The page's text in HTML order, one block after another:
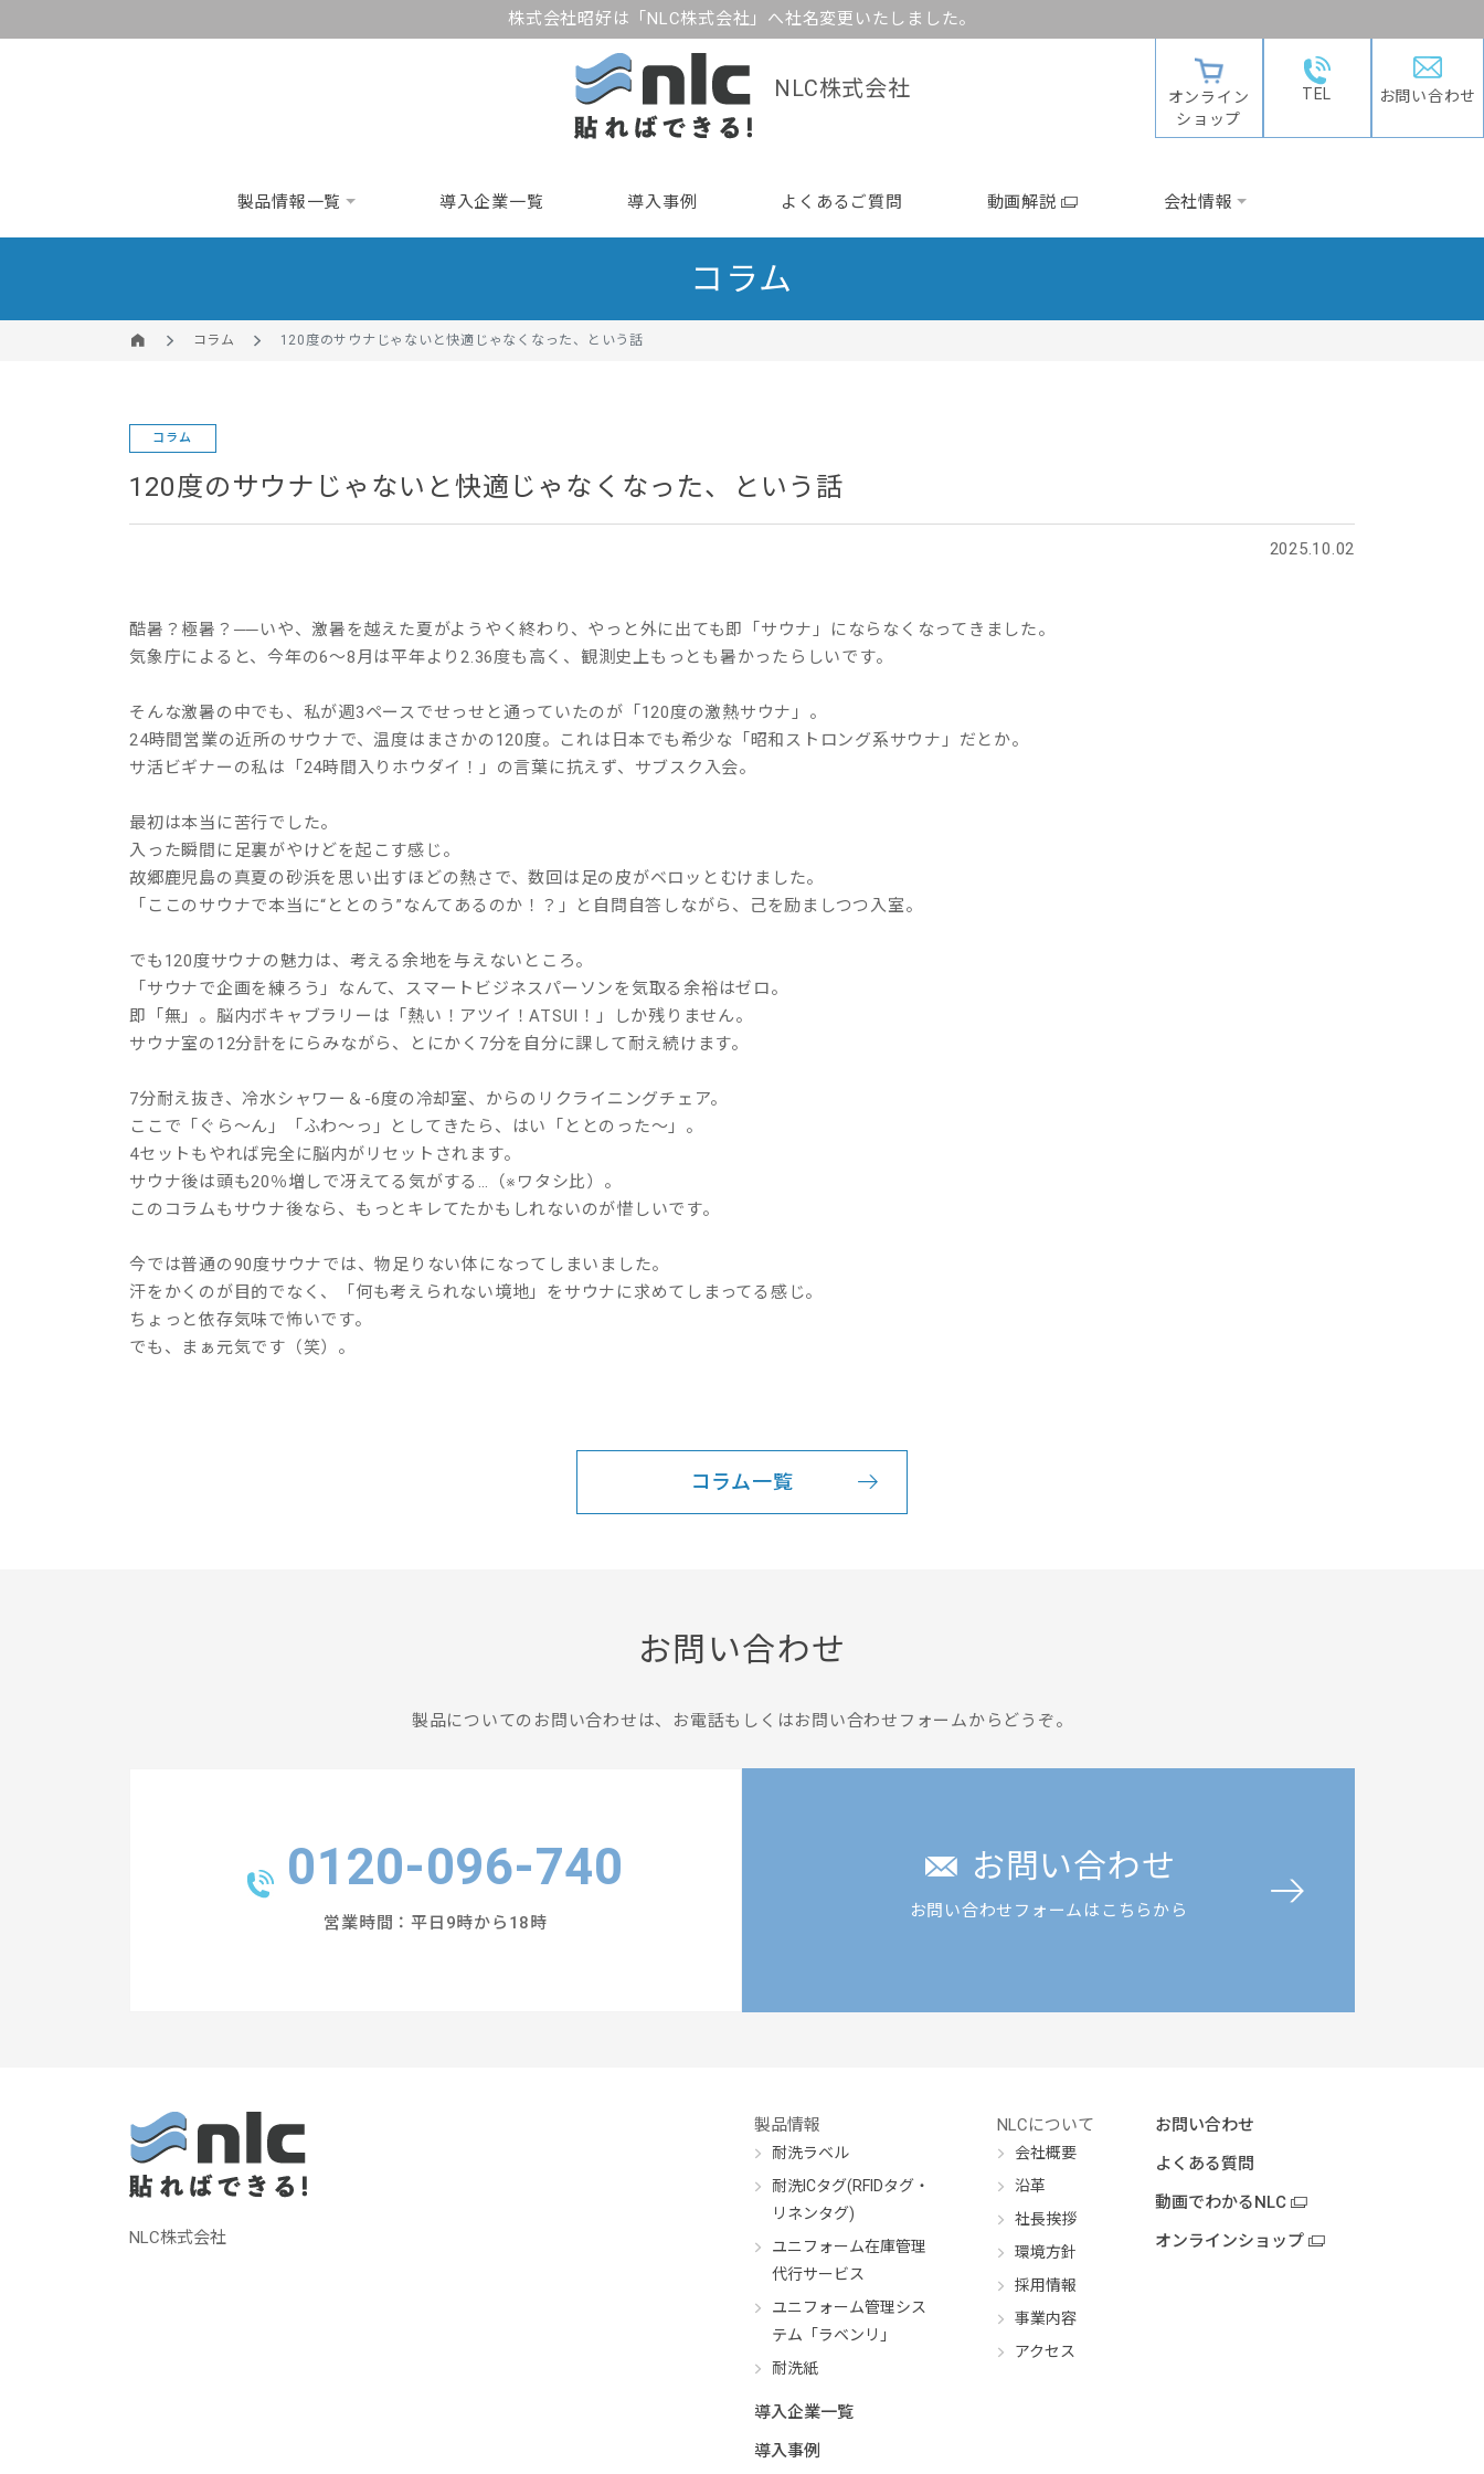
株式会社昭好は「NLC株式会社」へ社名変更いたしました。
NLC株式会社
製品情報一覧 導入企業一覧 導入事例 よくあるご質問 動画解説 会社情報
オンライン
ショップ
TEL お問い合わせ
コラム
コラム 120度のサウナじゃないと快適じゃなくなった、という話
コラム
120度のサウナじゃないと快適じゃなくなった、という話
2025.10.02
酷暑？極暑？──いや、激暑を越えた夏がようやく終わり、やっと外に出ても即「サウナ」にならなくなってきました。
気象庁によると、今年の6〜8月は平年より2.36度も高く、観測史上もっとも暑かったらしいです。
そんな激暑の中でも、私が週3ペースでせっせと通っていたのが「120度の激熱サウナ」。
24時間営業の近所のサウナで、温度はまさかの120度。これは日本でも希少な「昭和ストロング系サウナ」だとか。
サ活ビギナーの私は「24時間入りホウダイ！」の言葉に抗えず、サブスク入会。
最初は本当に苦行でした。
入った瞬間に足裏がやけどを起こす感じ。
故郷鹿児島の真夏の砂浜を思い出すほどの熱さで、数回は足の皮がベロッとむけました。
「ここのサウナで本当に“ととのう”なんてあるのか！？」と自問自答しながら、己を励ましつつ入室。
でも120度サウナの魅力は、考える余地を与えないところ。
「サウナで企画を練ろう」なんて、スマートビジネスパーソンを気取る余裕はゼロ。
即「無」。脳内ボキャブラリーは「熱い！アツイ！ATSUI！」しか残りません。
サウナ室の12分計をにらみながら、とにかく7分を自分に課して耐え続けます。
7分耐え抜き、冷水シャワー＆‐6度の冷却室、からのリクライニングチェア。
ここで「ぐら〜ん」「ふわ〜っ」としてきたら、はい「ととのった～」。
4セットもやれば完全に脳内がリセットされます。
サウナ後は頭も20％増しで冴えてる気がする…（※ワタシ比）。
このコラムもサウナ後なら、もっとキレてたかもしれないのが惜しいです。
今では普通の90度サウナでは、物足りない体になってしまいました。
汗をかくのが目的でなく、「何も考えられない境地」をサウナに求めてしまってる感じ。
ちょっと依存気味で怖いです。
でも、まぁ元気です（笑）。
コラム一覧
お問い合わせ
製品についてのお問い合わせは、 お電話もしくはお問い合わせフォームからどうぞ。
0120-096-740
営業時間：平日9時から18時
お問い合わせ
お問い合わせフォームはこちらから
NLC株式会社
製品情報
耐洗ラベル
耐洗ICタグ(RFIDタグ・
リネンタグ)
ユニフォーム在庫管理
代行サービス
ユニフォーム管理シス
テム「ラベンリ」
耐洗紙
導入企業一覧
導入事例
NLCについて
会社概要
沿革
社長挨拶
環境方針
採用情報
事業内容
アクセス
お問い合わせ
よくある質問
動画でわかるNLC
オンラインショップ